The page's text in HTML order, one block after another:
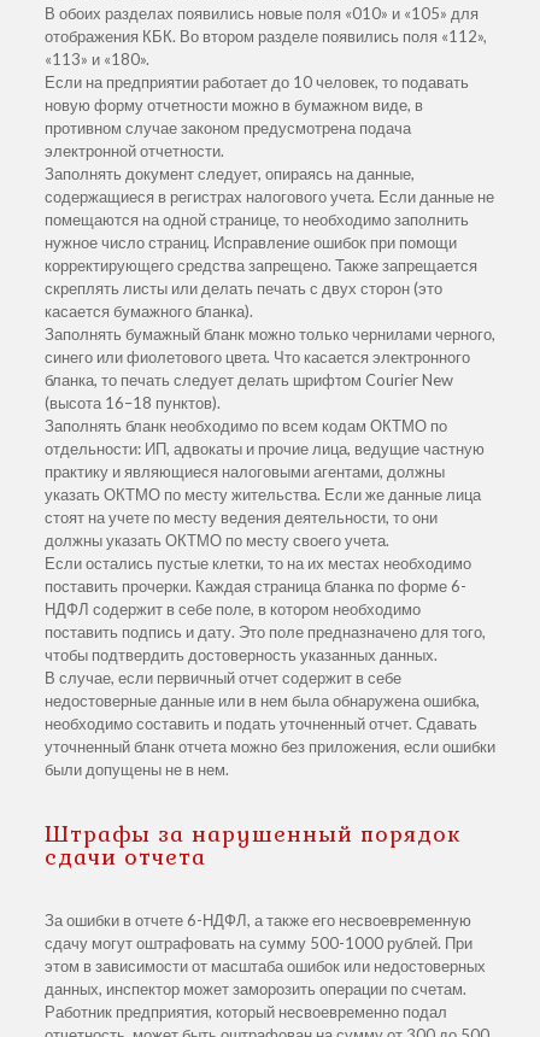
В обоих разделах появились новые поля «010» и «105» для
отображения КБК. Во втором разделе появились поля «112»,
«113» и «180».
Если на предприятии работает до 10 человек, то подавать
новую форму отчетности можно в бумажном виде, в
противном случае законом предусмотрена подача
электронной отчетности.
Заполнять документ следует, опираясь на данные,
содержащиеся в регистрах налогового учета. Если данные не
помещаются на одной странице, то необходимо заполнить
нужное число страниц. Исправление ошибок при помощи
корректирующего средства запрещено. Также запрещается
скреплять листы или делать печать с двух сторон (это
касается бумажного бланка).
Заполнять бумажный бланк можно только чернилами черного,
синего или фиолетового цвета. Что касается электронного
бланка, то печать следует делать шрифтом Courier New
(высота 16–18 пунктов).
Заполнять бланк необходимо по всем кодам ОКТМО по
отдельности: ИП, адвокаты и прочие лица, ведущие частную
практику и являющиеся налоговыми агентами, должны
указать ОКТМО по месту жительства. Если же данные лица
стоят на учете по месту ведения деятельности, то они
должны указать ОКТМО по месту своего учета.
Если остались пустые клетки, то на их местах необходимо
поставить прочерки. Каждая страница бланка по форме 6-
НДФЛ содержит в себе поле, в котором необходимо
поставить подпись и дату. Это поле предназначено для того,
чтобы подтвердить достоверность указанных данных.
В случае, если первичный отчет содержит в себе
недостоверные данные или в нем была обнаружена ошибка,
необходимо составить и подать уточненный отчет. Сдавать
уточненный бланк отчета можно без приложения, если ошибки
были допущены не в нем.
Штрафы за нарушенный порядок
сдачи отчета
За ошибки в отчете 6-НДФЛ, а также его несвоевременную
сдачу могут оштрафовать на сумму 500-1000 рублей. При
этом в зависимости от масштаба ошибок или недостоверных
данных, инспектор может заморозить операции по счетам.
Работник предприятия, который несвоевременно подал